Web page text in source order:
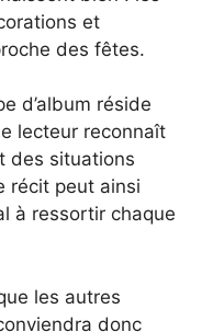
et
des fêtes.
d’album réside
lecteur reconnaît
des situations
récit peut ainsi
à ressortir chaque
les autres
donc